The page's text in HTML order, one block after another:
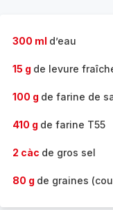
300 ml d’eau
15 g de levure
100 g de farine de
410 g de farine T55
2 càc de gros sel
80 g de graines